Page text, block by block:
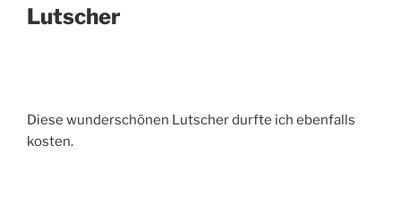
Lutscher
Diese wunderschönen Lutscher durfte ich ebenfalls
kosten.